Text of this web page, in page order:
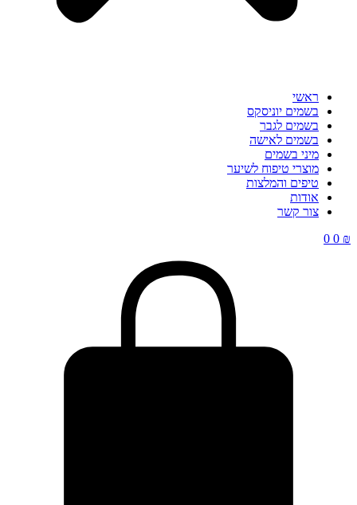
ראשי
בשמים יוניסקס
בשמים לגבר
בשמים לאישה
מיני בשמים
מוצרי טיפוח לשיער
טיפים והמלצות
אודות
צור קשר
0 ₪
0